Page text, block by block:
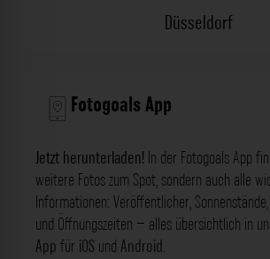
Düsseldorf
Fotogoals App
Jetzt herunterladen! In der Fotogoals App
weitere Fotos zum Spot, sondern auch alle
Informationen: Veröffentlicher,
und Öffnungszeiten – alles übersichtlich in
App für iOS und Android.